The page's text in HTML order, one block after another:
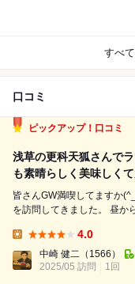
すべ
口コミ
ピックアップ！口コミ
浅草の更科天狐さんで
も素晴らしく美味しく
皆さんGW満喫してますか(^_−)−☆ GW6日目は浅草の「更
を訪問してきました。 昼からお蕎麦屋さんで一杯やりたい気分だったの
d(^_^o) 今年の1月のオープンしたばかりのお店のようです。 簡単にお店
の紹...
4.0
中崎 健二 （1566）
2025/05 訪問
1回